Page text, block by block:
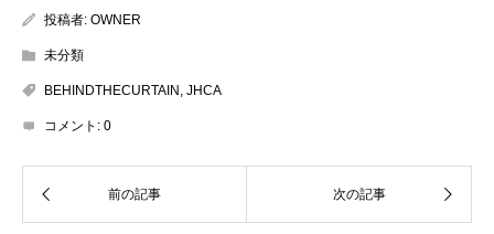
投稿者: OWNER
未分類
BEHINDTHECURTAIN JHCA
コメント: 0